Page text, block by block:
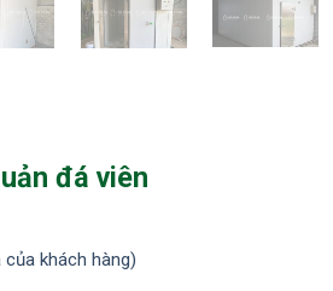
đá viên
khách hàng)